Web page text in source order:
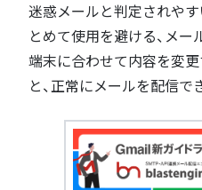
迷惑メールと判定されや
とめて使用を避ける、メ
端末に合わせて内容を変
と、正常にメールを配信で